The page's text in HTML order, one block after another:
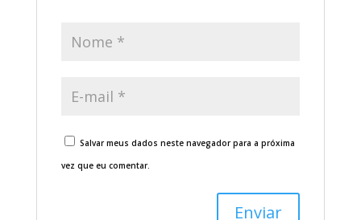
Salvar meus dados neste navegador para a próxima
vez que eu comentar.